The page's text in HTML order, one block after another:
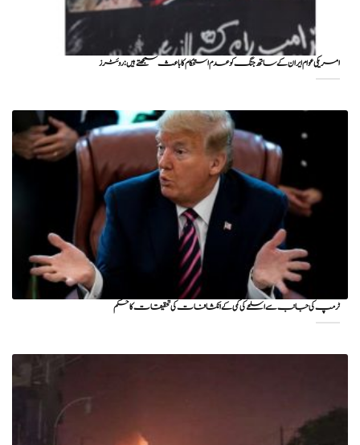
امریکی عوام ایران کے ساتھ جنگ کو عدم استحکام کا باعث سمجھتے ہیں: روئٹرز
ٹرمپ کی جانب سے اسلحے کی کمی کے انکشافات کی تحقیقات کا حکم